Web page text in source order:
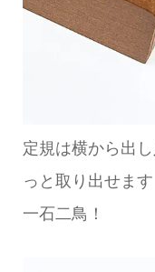
定規は横から出
っと取り出せま
一石二鳥！